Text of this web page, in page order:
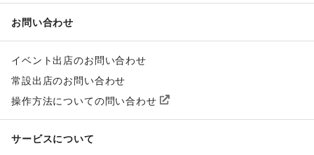
お問い合わせ
イベント出店のお問い合わせ
常設出店のお問い合わせ
操作方法についての問い合わせ
サービスについて